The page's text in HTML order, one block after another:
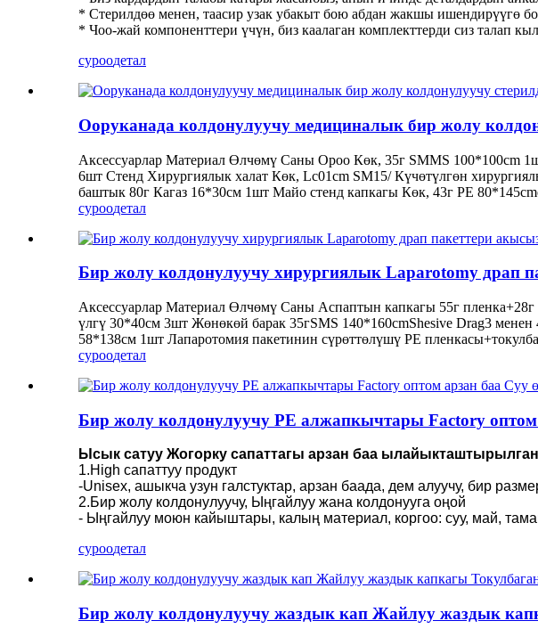
* Стерилдөө менен, таасир узак убакыт бою абдан жакшы ишендирүүгө
* Чоо-жай компоненттери үчүн, биз каалаган комплекттерди сиз талап
суроодетал
Ооруканада колдонулуучу медициналык бир жолу
Аксессуарлар Материал Өлчөмү Саны Ороо Көк, 35г SMMS 100*100cm
6шт Стенд Хирургиялык халат Көк, Lc01cm SM15/ Күчөтүлгөн
баштык 80г Кагаз 16*30см 1шт Майо стенд капкагы Көк, 43г PE
суроодетал
Бир жолу колдонулуучу хирургиялык Laparotomy драп
Аксессуарлар Материал Өлчөмү Саны Аспаптын капкагы 55г
үлгү 30*40см 3шт Жөнөкөй барак 35гSMS 140*160cmShesive Drag3
58*138см 1шт Лапаротомия пакетинин сүрөттөлүшү PE
суроодетал
Бир жолу колдонулуучу PE алжапкычтары Factory
Ысык сатуу Жогорку сапаттагы арзан баа
1.High сапаттуу продукт
-Unisex, ашыкча узун галстуктар, арзан баада, дем алуучу, бир
2.Бир жолу колдонулуучу, Ыңгайлуу жана колдонууга оңой
- Ыңгайлуу моюн кайыштары, калың материал, коргоо: суу, май,
суроодетал
Бир жолу колдонулуучу жаздык кап Жайлуу жаздык